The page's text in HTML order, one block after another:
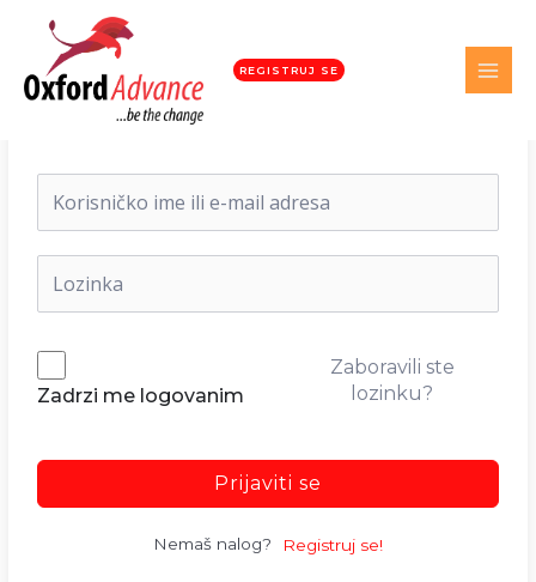
REGISTRUJ SE
Dobrodošli nazad!
Zadrzi me logovanim
Zaboravili ste
lozinku?
Prijaviti se
Nemaš nalog? Registruj se!